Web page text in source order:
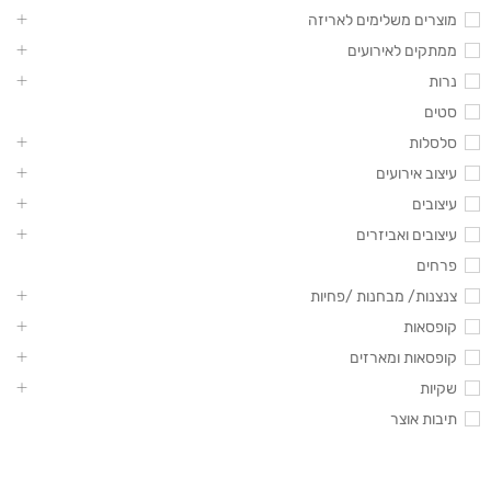
מוצרים משלימים לאריזה
ממתקים לאירועים
נרות
סטים
סלסלות
עיצוב אירועים
עיצובים
עיצובים ואביזרים
פרחים
צנצנות/ מבחנות /פחיות
קופסאות
קופסאות ומארזים
שקיות
תיבות אוצר